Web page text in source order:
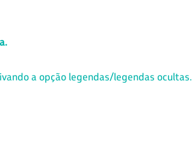
a opção legendas/legendas ocultas.